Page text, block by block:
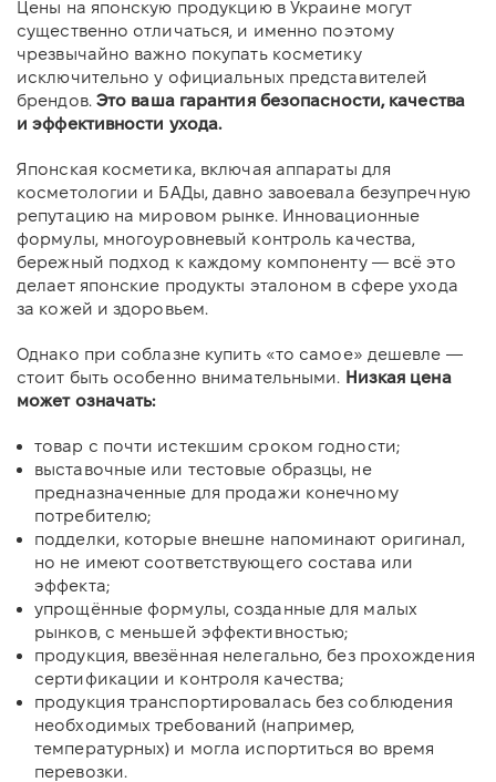
Цены на японскую продукцию в Украине могут
существенно отличаться, и именно поэтому
чрезвычайно важно покупать косметику
исключительно у официальных представителей
брендов. Это ваша гарантия безопасности, качества
и эффективности ухода.
Японская косметика, включая аппараты для
косметологии и БАДы, давно завоевала безупречную
репутацию на мировом рынке. Инновационные
формулы, многоуровневый контроль качества,
бережный подход к каждому компоненту — всё это
делает японские продукты эталоном в сфере ухода
за кожей и здоровьем.
Однако при соблазне купить «то самое» дешевле —
стоит быть особенно внимательными. Низкая цена
может означать:
товар с почти истекшим сроком годности;
выставочные или тестовые образцы, не
предназначенные для продажи конечному
потребителю;
подделки, которые внешне напоминают оригинал,
но не имеют соответствующего состава или
эффекта;
упрощённые формулы, созданные для малых
рынков, с меньшей эффективностью;
продукция, ввезённая нелегально, без прохождения
сертификации и контроля качества;
продукция транспортировалась без соблюдения
необходимых требований (например,
температурных) и могла испортиться во время
перевозки.